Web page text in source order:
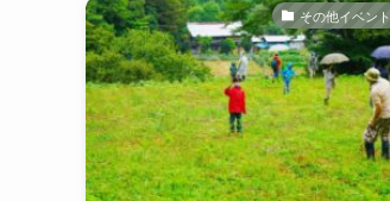
その他イベント